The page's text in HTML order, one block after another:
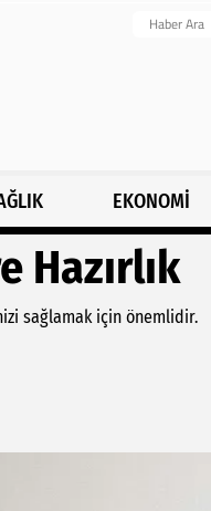
EKONOMİ
Hazırlık
sağlamak için önemlidir.